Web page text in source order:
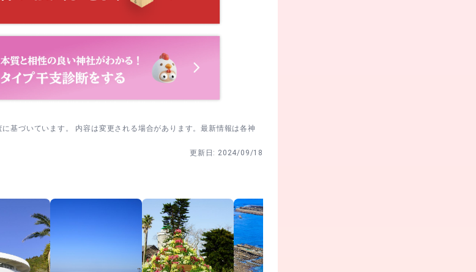
基づいています。 内容は変更される場合があります。最新情報は各神
更新日: 2024/09/18